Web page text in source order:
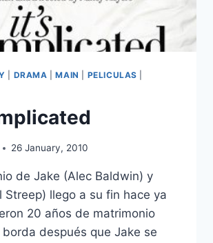
DRAMA |MAIN PELICULAS
26 January, 2010
de Jake (Alec Baldwin) y
Streep) llego a su fin hace ya
20 años de matrimonio
después que Jake se